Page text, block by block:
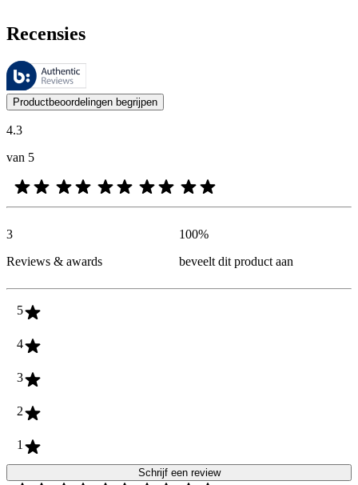
Recensies
Deze beoordelingen worden beheerd door Bazaarvoice en voldoen
De mening van onze klanten is nuttig voor iedereen, of het nu een
Productbeoordelingen begrijpen
4.3
van 5
3
Reviews & awards
100%
beveelt dit product aan
5
4
3
2
1
Schrijf een review